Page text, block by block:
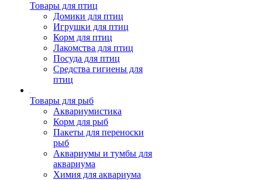
Товары для птиц
Домики для птиц
Игрушки для птиц
Корм для птиц
Лакомства для птиц
Посуда для птиц
Средства гигиены для
птиц
Товары для рыб
Аквариумистика
Корм для рыб
Пакеты для переноски
рыб
Аквариумы и тумбы для
аквариума
Химия для аквариума